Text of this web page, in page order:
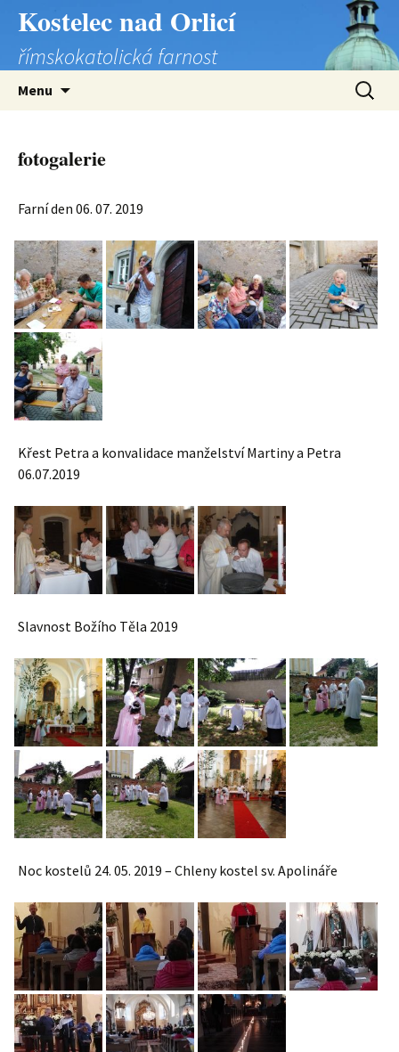
Přejít
obsahu
webu
Kostelec nad Orlicí
římskokatolická farnost
Menu
fotogalerie
Farní den 06. 07. 2019
Křest Petra a konvalidace manželství Martiny a Petra
06.07.2019
Slavnost Božího Těla 2019
Noc kostelů 24. 05. 2019 – Chleny kostel sv. Apolináře